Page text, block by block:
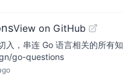
View on GitHub
入，串连 Go 语言相关的所有知
go-questions